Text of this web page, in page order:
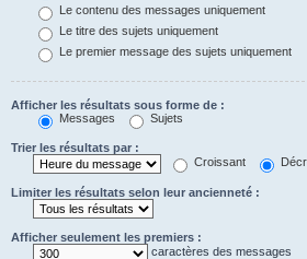
Le contenu des messages uniquement
Le titre des sujets uniquement
Le premier message des sujets uniquement
Afficher les résultats sous forme de :
Messages
Sujets
Trier les résultats par :
Croissant
Limiter les résultats selon leur ancienneté :
Afficher seulement les premiers :
caractères des messages